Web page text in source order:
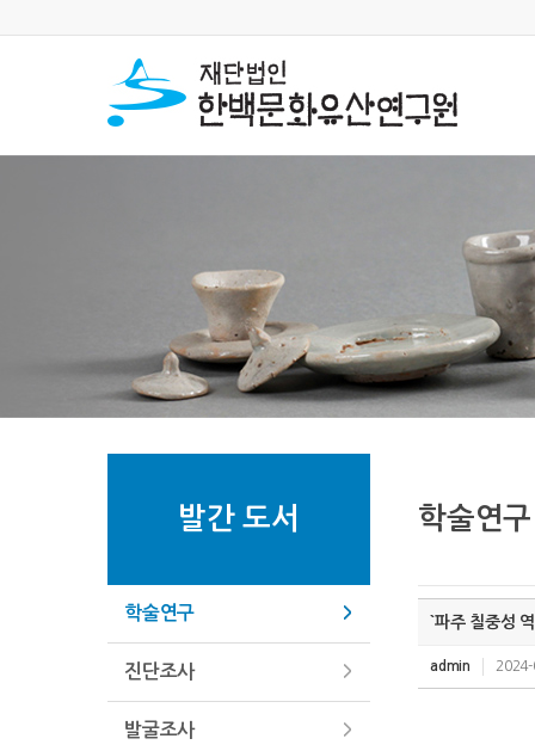
발간 도서
학술연구
진단조사
발굴조사
학술연구
`파주 칠중성
admin